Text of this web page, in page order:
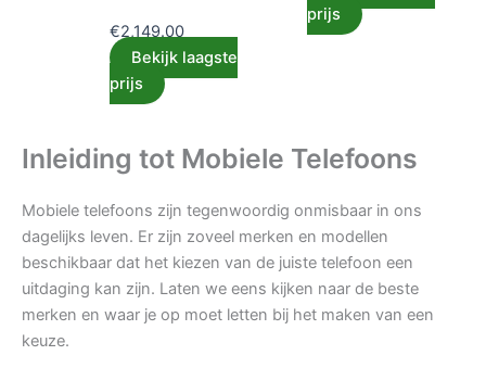
€2,149.00
Bekijk laagste
prijs
prijs
Inleiding tot Mobiele Telefoons
Mobiele telefoons zijn tegenwoordig onmisbaar in ons
dagelijks leven. Er zijn zoveel merken en modellen
beschikbaar dat het kiezen van de juiste telefoon een
uitdaging kan zijn. Laten we eens kijken naar de beste
merken en waar je op moet letten bij het maken van een
keuze.